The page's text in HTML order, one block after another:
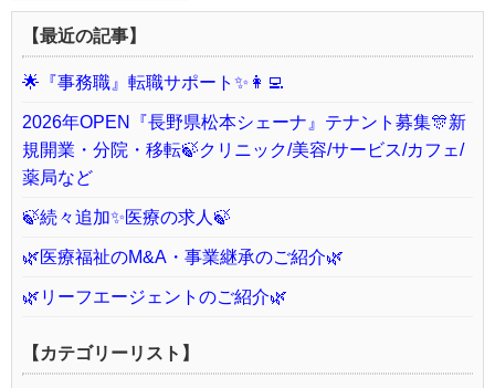
【最近の記事】
🌟『事務職』転職サポート✨👩‍💻
2026年OPEN『長野県松本シェーナ』テナント募集🎊新
規開業・分院・移転🍃クリニック/美容/サービス/カフェ/
薬局など
🍃続々追加✨医療の求人🍃
🌿医療福祉のM&A・事業継承のご紹介🌿
🌿リーフエージェントのご紹介🌿
【カテゴリーリスト】